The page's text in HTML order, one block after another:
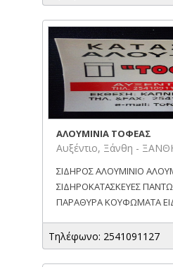
ΑΛΟΥΜΙΝΙΑ ΤΟΦΕΑΣ
Αυξέντιο, Ξάνθη -
ΣΙΔΗΡΟΣ ΑΛΟΥΜΙΝΙΟ
ΣΙΔΗΡΟΚΑΤΑΣΚΕΥΕΣ
ΠΑΡΑΘΥΡΑ ΚΟΥΦΩΜΑΤΑ
Τηλέφωνο: 2541091127